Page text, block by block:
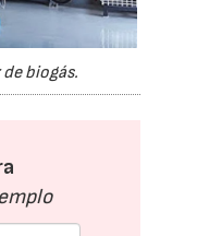
biogás.